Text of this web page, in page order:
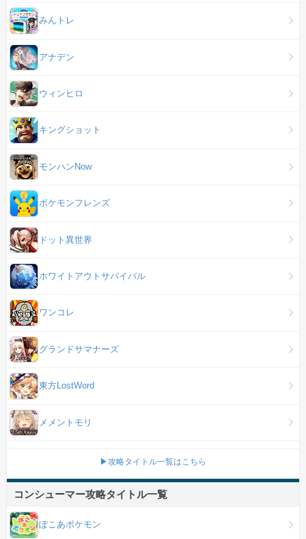
みんトレ
アナデン
ウィンヒロ
キングショット
モンハンNow
ポケモンフレンズ
ドット異世界
ホワイトアウトサバイバル
ワンコレ
グランドサマナーズ
東方LostWord
メメントモリ
▶攻略タイトル一覧はこちら
コンシューマー攻略タイトル一覧
ぽこあポケモン